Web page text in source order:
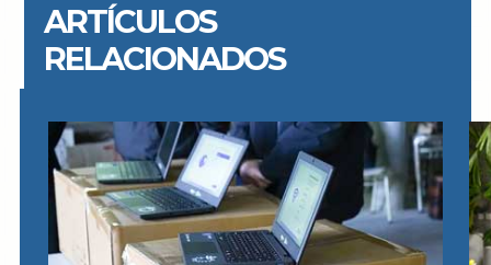
ARTÍCULOS
RELACIONADOS